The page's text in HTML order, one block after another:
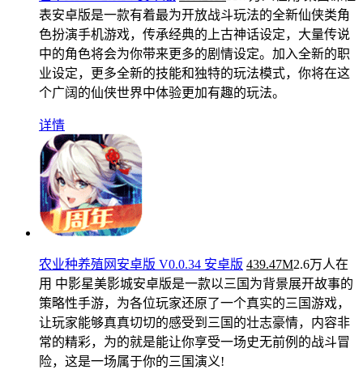
表安卓版是一款有着最为开放战斗玩法的全新仙侠类角
色扮演手机游戏，传承经典的上古神话设定，大量传说
中的角色将会为你带来更多的剧情设定。加入全新的职
业设定，更多全新的技能和独特的玩法模式，你将在这
个广阔的仙侠世界中体验更加有趣的玩法。
详情
农业种养殖网安卓版 V0.0.34 安卓版 439.47M2.6万人在
用 中影星美影城安卓版是一款以三国为背景展开故事的
策略性手游，为各位玩家还原了一个真实的三国游戏，
让玩家能够真真切切的感受到三国的壮志豪情，内容非
常的精彩，为的就是能让你享受一场史无前例的战斗冒
险，这是一场属于你的三国演义!